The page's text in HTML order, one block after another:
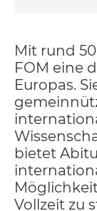
Mit rund
FOM eine
Europas.
bietet
Vollzeit zu